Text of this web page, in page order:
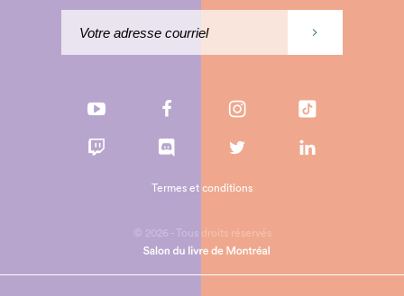
© 2026 - Tous droits réservés
Termes et conditions